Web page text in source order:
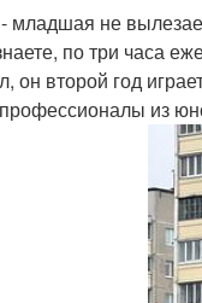
младшая не
по три часа
он второй год
из